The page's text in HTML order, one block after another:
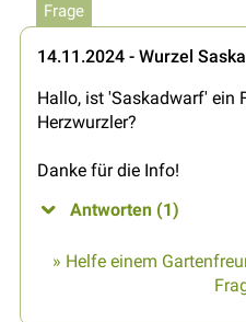
Frage
14.11.2024 - Wurzel
Hallo, ist 'Saskadwarf' ein
Herzwurzler?
Danke für die Info!
Antworten (1)
» Helfe einem